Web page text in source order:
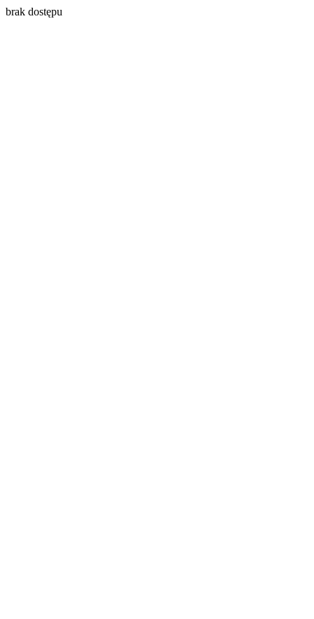
brak dostępu